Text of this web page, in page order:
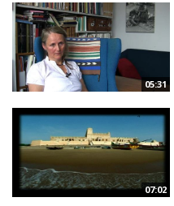
05:31
07:02